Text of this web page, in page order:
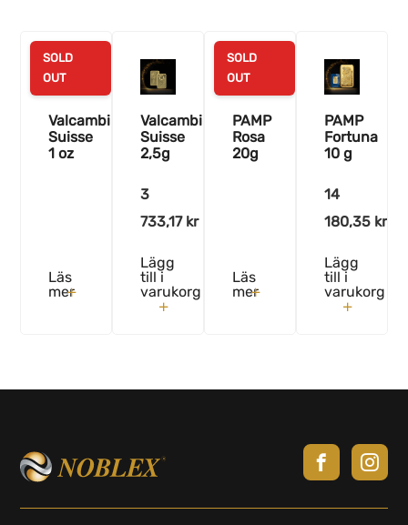
SOLD
OUT
Valcambi
Suisse
1 oz
Läs
mer
Valcambi
Suisse
2,5g
3
733,17 kr
Lägg
till i
varukorg
SOLD
OUT
PAMP
Rosa
20g
Läs
mer
PAMP
Fortuna
10 g
14
180,35 kr
Lägg
till i
varukorg